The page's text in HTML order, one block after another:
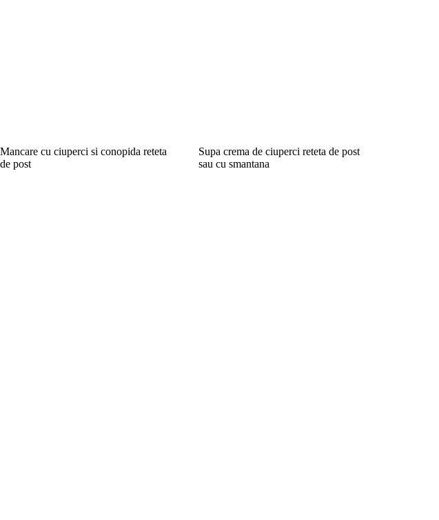
Mancare cu ciuperci si conopida reteta
de post
Supa crema de ciuperci reteta de post
sau cu smantana